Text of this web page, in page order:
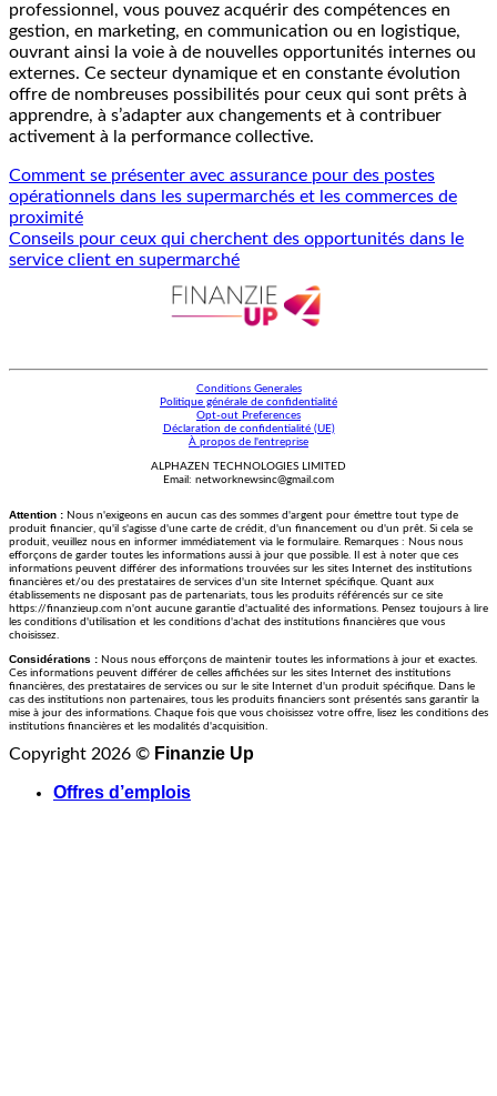
professionnel, vous pouvez acquérir des compétences en
gestion, en marketing, en communication ou en logistique,
ouvrant ainsi la voie à de nouvelles opportunités internes ou
externes. Ce secteur dynamique et en constante évolution
offre de nombreuses possibilités pour ceux qui sont prêts à
apprendre, à s’adapter aux changements et à contribuer
activement à la performance collective.
Comment se présenter avec assurance pour des postes
opérationnels dans les supermarchés et les commerces de
proximité
Conseils pour ceux qui cherchent des opportunités dans le
service client en supermarché
Conditions Generales
Politique générale de confidentialité
Opt-out Preferences
Déclaration de confidentialité (UE)
À propos de l'entreprise
ALPHAZEN TECHNOLOGIES LIMITED
Email: networknewsinc@gmail.com
Attention : Nous n'exigeons en aucun cas des sommes d'argent pour émettre tout type de
produit financier, qu'il s'agisse d'une carte de crédit, d'un financement ou d'un prêt. Si cela se
produit, veuillez nous en informer immédiatement via le formulaire. Remarques : Nous nous
efforçons de garder toutes les informations aussi à jour que possible. Il est à noter que ces
informations peuvent différer des informations trouvées sur les sites Internet des institutions
financières et/ou des prestataires de services d'un site Internet spécifique. Quant aux
établissements ne disposant pas de partenariats, tous les produits référencés sur ce site
https://finanzieup.com n'ont aucune garantie d'actualité des informations. Pensez toujours à lire
les conditions d'utilisation et les conditions d'achat des institutions financières que vous
choisissez.
Considérations : Nous nous efforçons de maintenir toutes les informations à jour et exactes.
Ces informations peuvent différer de celles affichées sur les sites Internet des institutions
financières, des prestataires de services ou sur le site Internet d'un produit spécifique. Dans le
cas des institutions non partenaires, tous les produits financiers sont présentés sans garantir la
mise à jour des informations. Chaque fois que vous choisissez votre offre, lisez les conditions des
institutions financières et les modalités d'acquisition.
Copyright 2026 © Finanzie Up
Offres d’emplois